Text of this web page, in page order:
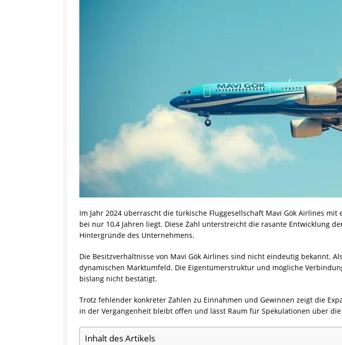
Im Jahr 2024 überrascht die türkische Fluggesellschaft Mavi Gök Airlines
bei nur 10,4 Jahren liegt. Diese Zahl unterstreicht die rasante Entwicklung
Hintergründe des Unternehmens.
Die Besitzverhältnisse von Mavi Gök Airlines sind nicht eindeutig bekannt.
dynamischen Marktumfeld. Die Eigentümerstruktur und mögliche
bislang nicht bestätigt.
Trotz fehlender konkreter Zahlen zu Einnahmen und Gewinnen zeigt die
in der Vergangenheit bleibt offen und lässt Raum für Spekulationen über
Inhalt des Artikels